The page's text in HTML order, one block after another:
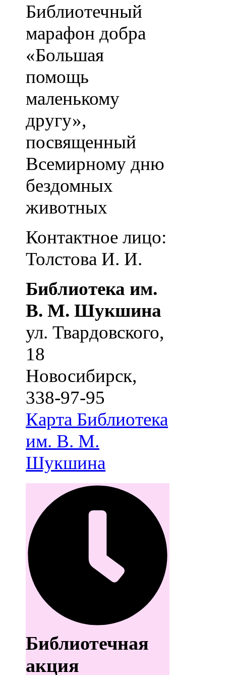
Библиотечный
марафон добра
«Большая
помощь
маленькому
другу»,
посвященный
Всемирному дню
бездомных
животных
Контактное лицо:
Толстова И. И.
Библиотека им.
В. М. Шукшина
ул. Твардовского,
18
Новосибирск,
338-97-95
Карта Библиотека
им. В. М.
Шукшина
Библиотечная
акция